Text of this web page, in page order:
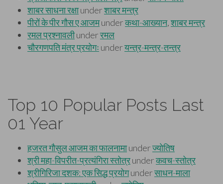
Top 10 Popular Posts Last
01 Year